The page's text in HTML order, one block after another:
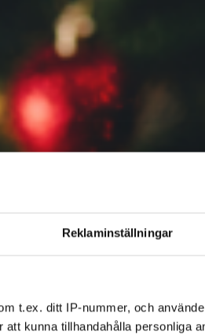
Reklaminställningar
t.ex. ditt IP-nummer, och
kunna tillhandahålla personliga